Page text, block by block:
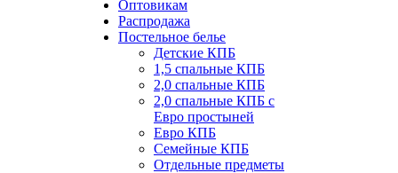
Оптовикам
Распродажа
Постельное белье
Детские КПБ
1,5 спальные КПБ
2,0 спальные КПБ
2,0 спальные КПБ с
Евро простыней
Евро КПБ
Семейные КПБ
Отдельные предметы